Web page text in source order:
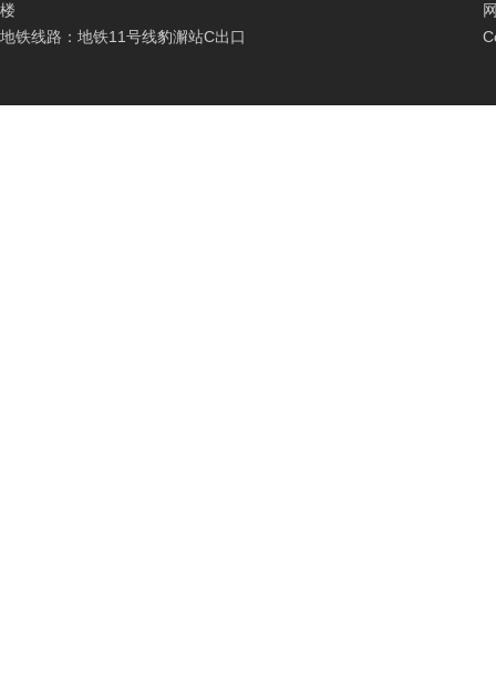
楼
地铁线路：地铁11号线豹澥站C出口